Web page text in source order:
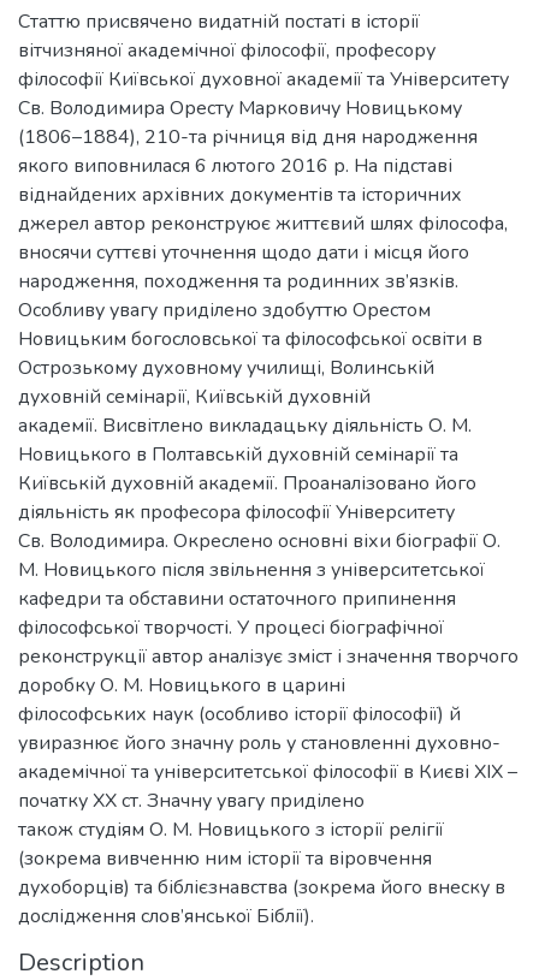
Статтю присвячено видатній постаті в історії
вітчизняної академічної філософії, професору
філософії Київської духовної академії та Університету
Св. Володимира Оресту Марковичу Новицькому
(1806–1884), 210-та річниця від дня народження
якого виповнилася 6 лютого 2016 р. На підставі
віднайдених архівних документів та історичних
джерел автор реконструює життєвий шлях філософа,
вносячи суттєві уточнення щодо дати і місця його
народження, походження та родинних зв’язків.
Особливу увагу приділено здобуттю Орестом
Новицьким богословської та філософської освіти в
Острозькому духовному училищі, Волинській
духовній семінарії, Київській духовній
академії. Висвітлено викладацьку діяльність О. М.
Новицького в Полтавській духовній семінарії та
Київській духовній академії. Проаналізовано його
діяльність як професора філософії Університету
Св. Володимира. Окреслено основні віхи біографії О.
М. Новицького після звільнення з університетської
кафедри та обставини остаточного припинення
філософської творчості. У процесі біографічної
реконструкції автор аналізує зміст і значення творчого
доробку О. М. Новицького в царині
філософських наук (особливо історії філософії) й
увиразнює його значну роль у становленні духовно-
академічної та університетської філософії в Києві ХІХ –
початку ХХ ст. Значну увагу приділено
також студіям О. М. Новицького з історії релігії
(зокрема вивченню ним історії та віровчення
духоборців) та біблієзнавства (зокрема його внеску в
дослідження слов’янської Біблії).
Description